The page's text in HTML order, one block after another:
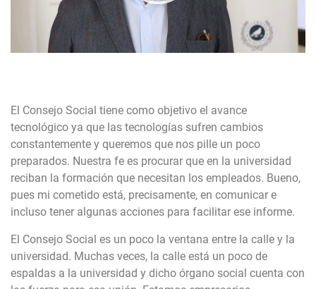
El Consejo Social tiene como objetivo el avance
tecnológico ya que las tecnologías sufren cambios
constantemente y queremos que nos pille un poco
preparados. Nuestra fe es procurar que en la universidad
reciban la formación que necesitan los empleados. Bueno,
pues mi cometido está, precisamente, en comunicar e
incluso tener algunas acciones para facilitar ese informe.
El Consejo Social es un poco la ventana entre la calle y la
universidad. Muchas veces, la calle está un poco de
espaldas a la universidad y dicho órgano social cuenta con